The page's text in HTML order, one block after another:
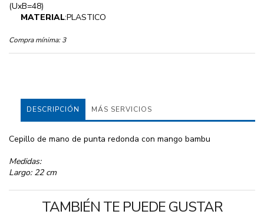
(UxB=48)
MATERIAL:PLASTICO
Compra mínima: 3
DESCRIPCIÓN MÁS SERVICIOS
Cepillo de mano de punta redonda con mango bambu
Medidas:
Largo: 22 cm
TAMBIÉN TE PUEDE GUSTAR